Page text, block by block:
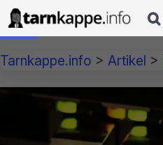

Tarnkappe.info > Artikel >